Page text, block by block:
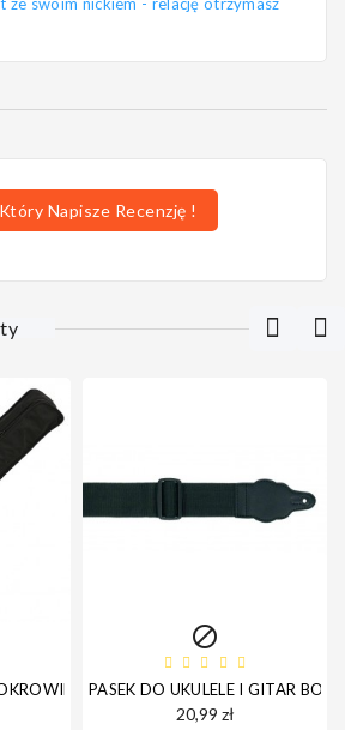
Napisze Recenzję !
GITARA AKUSTYCZNA 12MM

PASEK DO UKULELE I GITAR
20,99 zł